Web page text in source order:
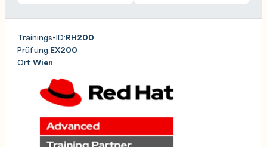
Trainings-ID:RH200
Prüfung:EX200
Ort:Wien